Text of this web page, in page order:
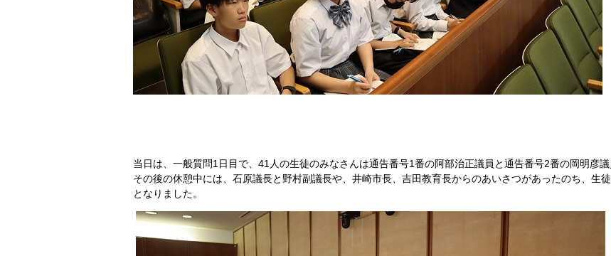
当日は、一般質問1日目で、41人の生徒のみなさんは通告番号1番の阿部治正議員と通告番号2番の岡明彦議
その後の休憩中には、石原議長と野村副議長や、井崎市長、吉田教育長からのあいさつがあったのち、生
となりました。